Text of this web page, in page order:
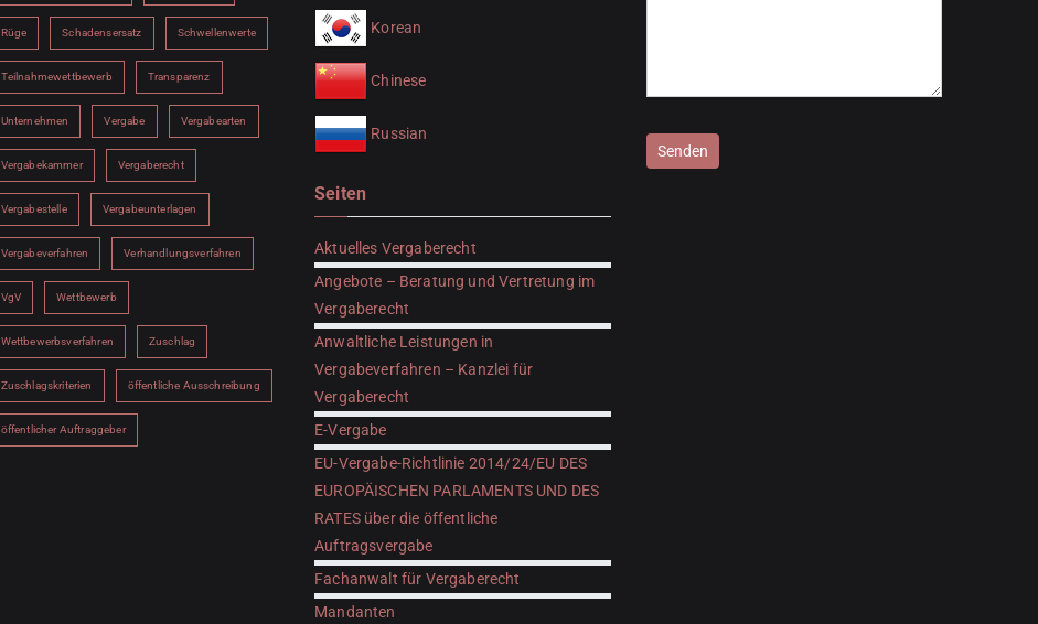
Rüge Schadensersatz Schwellenwerte
Teilnahmewettbewerb Transparenz
Unternehmen Vergabe Vergabearten
Vergabekammer Vergaberecht
Vergabestelle Vergabeunterlagen
Vergabeverfahren Verhandlungsverfahren
VgV Wettbewerb
Wettbewerbsverfahren Zuschlag
Zuschlagskriterien öffentliche Ausschreibung
öffentlicher Auftraggeber
Korean
Chinese
Russian
Seiten
Aktuelles Vergaberecht
Angebote – Beratung und Vertretung im
Vergaberecht
Anwaltliche Leistungen in
Vergabeverfahren – Kanzlei für
Vergaberecht
E-Vergabe
EU-Vergabe-Richtlinie 2014/24/EU DES
EUROPÄISCHEN PARLAMENTS UND DES
RATES über die öffentliche
Auftragsvergabe
Fachanwalt für Vergaberecht
Mandanten
Bitte lasse dieses Feld leer.